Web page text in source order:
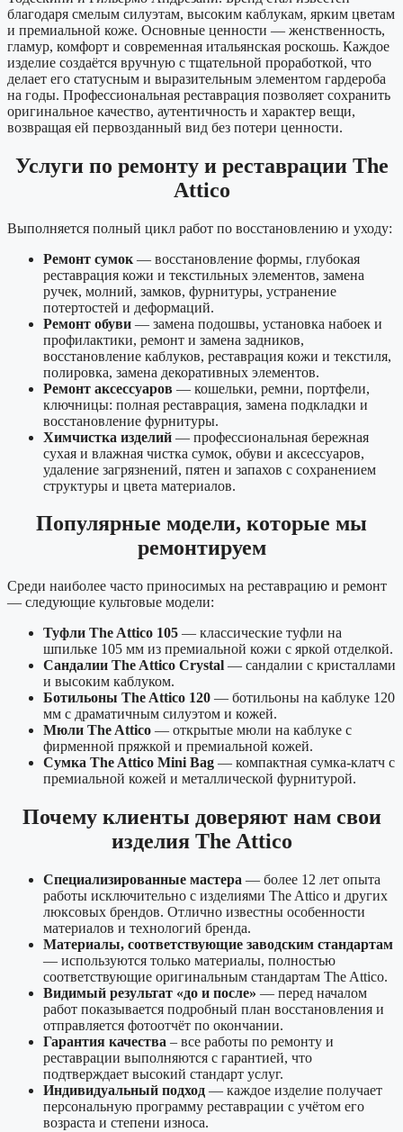
благодаря смелым силуэтам, высоким каблукам, ярким цветам
и премиальной коже. Основные ценности — женственность,
гламур, комфорт и современная итальянская роскошь. Каждое
изделие создаётся вручную с тщательной проработкой, что
делает его статусным и выразительным элементом гардероба
на годы. Профессиональная реставрация позволяет сохранить
оригинальное качество, аутентичность и характер вещи,
возвращая ей первозданный вид без потери ценности.
Услуги по ремонту и реставрации The
Attico
Выполняется полный цикл работ по восстановлению и уходу:
Ремонт сумок — восстановление формы, глубокая
реставрация кожи и текстильных элементов, замена
ручек, молний, замков, фурнитуры, устранение
потертостей и деформаций.
Ремонт обуви — замена подошвы, установка набоек и
профилактики, ремонт и замена задников,
восстановление каблуков, реставрация кожи и текстиля,
полировка, замена декоративных элементов.
Ремонт аксессуаров — кошельки, ремни, портфели,
ключницы: полная реставрация, замена подкладки и
восстановление фурнитуры.
Химчистка изделий — профессиональная бережная
сухая и влажная чистка сумок, обуви и аксессуаров,
удаление загрязнений, пятен и запахов с сохранением
структуры и цвета материалов.
Популярные модели, которые мы
ремонтируем
Среди наиболее часто приносимых на реставрацию и ремонт
— следующие культовые модели:
Туфли The Attico 105 — классические туфли на
шпильке 105 мм из премиальной кожи с яркой отделкой.
Сандалии The Attico Crystal — сандалии с кристаллами
и высоким каблуком.
Ботильоны The Attico 120 — ботильоны на каблуке 120
мм с драматичным силуэтом и кожей.
Мюли The Attico — открытые мюли на каблуке с
фирменной пряжкой и премиальной кожей.
Сумка The Attico Mini Bag — компактная сумка-клатч с
премиальной кожей и металлической фурнитурой.
Почему клиенты доверяют нам свои
изделия The Attico
Специализированные мастера — более 12 лет опыта
работы исключительно с изделиями The Attico и других
люксовых брендов. Отлично известны особенности
материалов и технологий бренда.
Материалы, соответствующие заводским стандартам
— используются только материалы, полностью
соответствующие оригинальным стандартам The Attico.
Видимый результат «до и после» — перед началом
работ показывается подробный план восстановления и
отправляется фотоотчёт по окончании.
Гарантия качества – все работы по ремонту и
реставрации выполняются с гарантией, что
подтверждает высокий стандарт услуг.
Индивидуальный подход — каждое изделие получает
персональную программу реставрации с учётом его
возраста и степени износа.